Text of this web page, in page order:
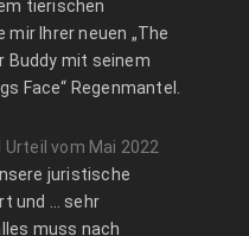
tierischen
mir Ihrer neuen „The
Buddy mit seinem
Face“ Regenmantel.
vom Mai 2022
juristische
und … sehr
muss nach